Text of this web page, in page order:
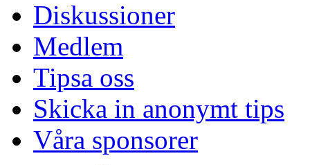
Diskussioner
Medlem
Tipsa oss
Skicka in anonymt tips
Våra sponsorer